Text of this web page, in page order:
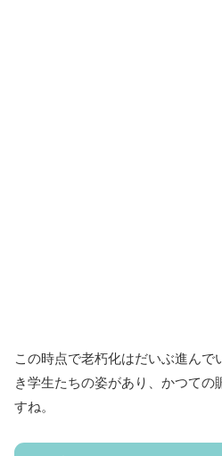
この時点で老朽化はだいぶ進んで
き学生たちの姿があり、かつての
すね。